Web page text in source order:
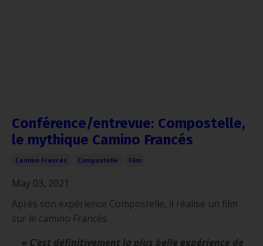
Conférence/entrevue: Compostelle,
le mythique Camino Francés
Camino Francés Compostelle Film
May 03, 2021
Après son expérience Compostelle, il réalise un film
sur le camino Francés
« C’est définitivement la plus belle expérience de